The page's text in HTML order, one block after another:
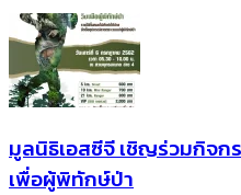
มูลนิธิเอสซีจี เชิญร่วมกิจก
เพื่อผู้พิทักษ์ป่า